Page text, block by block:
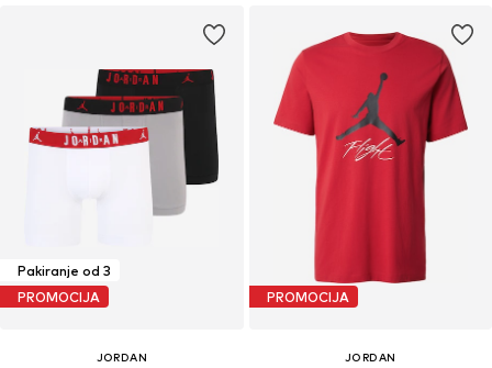
Pakiranje od 3
PROMOCIJA
JORDAN
PROMOCIJA
JORDAN